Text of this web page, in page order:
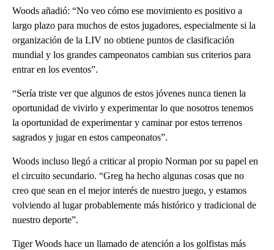
Woods añadió: “No veo cómo ese movimiento es positivo a
largo plazo para muchos de estos jugadores, especialmente si la
organización de la LIV no obtiene puntos de clasificación
mundial y los grandes campeonatos cambian sus criterios para
entrar en los eventos”.
“Sería triste ver que algunos de estos jóvenes nunca tienen la
oportunidad de vivirlo y experimentar lo que nosotros tenemos
la oportunidad de experimentar y caminar por estos terrenos
sagrados y jugar en estos campeonatos”.
Woods incluso llegó a criticar al propio Norman por su papel en
el circuito secundario. “Greg ha hecho algunas cosas que no
creo que sean en el mejor interés de nuestro juego, y estamos
volviendo al lugar probablemente más histórico y tradicional de
nuestro deporte”.
Tiger Woods hace un llamado de atención a los golfistas más